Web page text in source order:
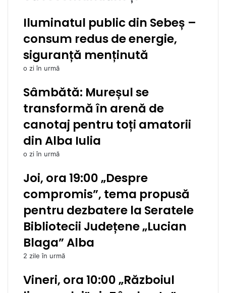
Iluminatul public din Sebeș –
consum redus de energie,
siguranță menținută
o zi în urmă
Sâmbătă: Mureșul se
transformă în arenă de
canotaj pentru toți amatorii
din Alba Iulia
o zi în urmă
Joi, ora 19:00 „Despre
compromis”, tema propusă
pentru dezbatere la Seratele
Bibliotecii Județene „Lucian
Blaga” Alba
2 zile în urmă
Vineri, ora 10:00 „Războiul